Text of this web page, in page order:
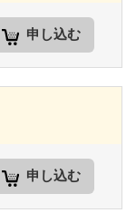
申し込む
申し込む